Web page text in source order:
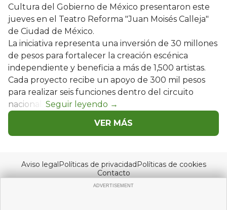
Cultura del Gobierno de México presentaron este
jueves en el Teatro Reforma "Juan Moisés Calleja"
de Ciudad de México.
La iniciativa representa una inversión de 30 millones
de pesos para fortalecer la creación escénica
independiente y beneficia a más de 1,500 artistas.
Cada proyecto recibe un apoyo de 300 mil pesos
para realizar seis funciones dentro del circuito
nacional.
VER MÁS
Aviso legalPolíticas de privacidadPolíticas de cookies
Contacto